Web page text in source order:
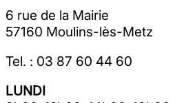
6 rue de la Mairie
57160 Moulins-lès-Metz
Tel. : 03 87 60 44 60
LUNDI